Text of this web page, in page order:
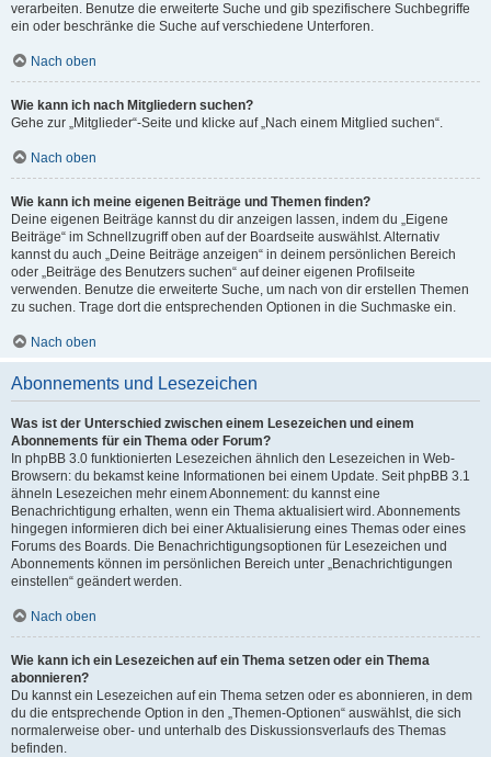
verarbeiten. Benutze die erweiterte Suche und gib spezifischere Suchbegriffe
ein oder beschränke die Suche auf verschiedene Unterforen.
Nach oben
Wie kann ich nach Mitgliedern suchen?
Gehe zur „Mitglieder“-Seite und klicke auf „Nach einem Mitglied suchen“.
Nach oben
Wie kann ich meine eigenen Beiträge und Themen finden?
Deine eigenen Beiträge kannst du dir anzeigen lassen, indem du „Eigene
Beiträge“ im Schnellzugriff oben auf der Boardseite auswählst. Alternativ
kannst du auch „Deine Beiträge anzeigen“ in deinem persönlichen Bereich
oder „Beiträge des Benutzers suchen“ auf deiner eigenen Profilseite
verwenden. Benutze die erweiterte Suche, um nach von dir erstellen Themen
zu suchen. Trage dort die entsprechenden Optionen in die Suchmaske ein.
Nach oben
Abonnements und Lesezeichen
Was ist der Unterschied zwischen einem Lesezeichen und einem
Abonnements für ein Thema oder Forum?
In phpBB 3.0 funktionierten Lesezeichen ähnlich den Lesezeichen in Web-
Browsern: du bekamst keine Informationen bei einem Update. Seit phpBB 3.1
ähneln Lesezeichen mehr einem Abonnement: du kannst eine
Benachrichtigung erhalten, wenn ein Thema aktualisiert wird. Abonnements
hingegen informieren dich bei einer Aktualisierung eines Themas oder eines
Forums des Boards. Die Benachrichtigungsoptionen für Lesezeichen und
Abonnements können im persönlichen Bereich unter „Benachrichtigungen
einstellen“ geändert werden.
Nach oben
Wie kann ich ein Lesezeichen auf ein Thema setzen oder ein Thema
abonnieren?
Du kannst ein Lesezeichen auf ein Thema setzen oder es abonnieren, in dem
du die entsprechende Option in den „Themen-Optionen“ auswählst, die sich
normalerweise ober- und unterhalb des Diskussionsverlaufs des Themas
befinden.